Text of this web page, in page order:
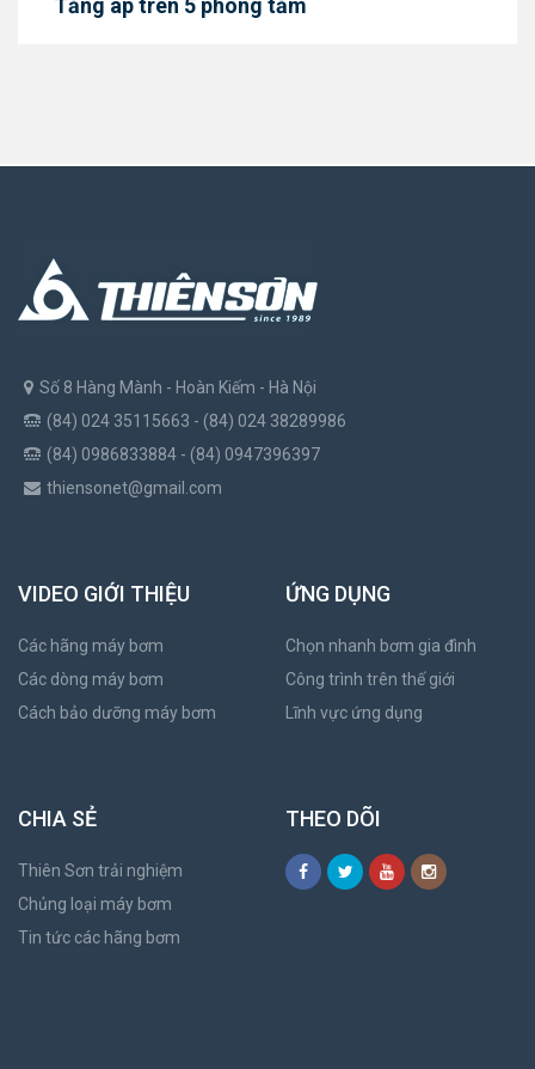
Tăng áp trên 5 phòng tắm
Số 8 Hàng Mành - Hoàn Kiếm - Hà Nội
(84) 024 35115663 - (84) 024 38289986
(84) 0986833884 - (84) 0947396397
thiensonet@gmail.com
VIDEO GIỚI THIỆU
Các hãng máy bơm
Các dòng máy bơm
Cách bảo dưỡng máy bơm
ỨNG DỤNG
Chọn nhanh bơm gia đình
Công trình trên thế giới
Lĩnh vực ứng dụng
CHIA SẺ
Thiên Sơn trải nghiệm
Chủng loại máy bơm
Tin tức các hãng bơm
THEO DÕI